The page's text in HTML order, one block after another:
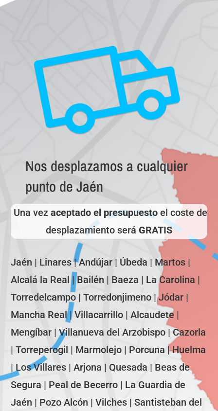
Nos desplazamos a cualquier
punto de Jaén
Una vez aceptado el presupuestoel coste de
desplazamiento será GRATIS
Jaén | Linares | Andújar | Úbeda | Martos |
Alcalá la Real | Bailén | Baeza | La Carolina |
Torredelcampo | Torredonjimeno | Jódar |
Mancha Real | Villacarrillo | Alcaudete |
Mengíbar | Villanueva del Arzobispo | Cazorla
| Torreperogil | Marmolejo | Porcuna | Huelma
| Los Villares | Arjona | Quesada | Beas de
Segura | Peal de Becerro | La Guardia de
Jaén | Pozo Alcón | Vilches | Santisteban del